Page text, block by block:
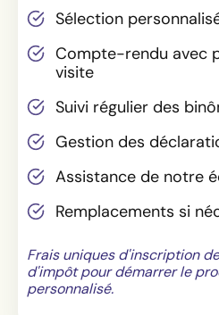
Sélection
Compte-rendu avec
visite
Suivi régulier des
Gestion des
Assistance de notre
Remplacements si
Frais uniques d'inscription
d'impôt pour démarrer le
personnalisé.